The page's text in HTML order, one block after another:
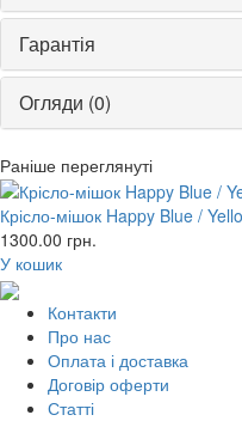
Гарантія
Огляди (0)
Раніше переглянуті
Крісло-мішок Happy Blue /
1300.00 грн.
У кошик
Контакти
Про нас
Оплата і доставка
Договір оферти
Статті